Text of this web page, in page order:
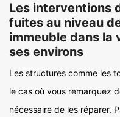
Les interventions
fuites au niveau
immeuble dans la
ses environs
Les structures comme les
le cas où vous remarquez
nécessaire de les réparer.